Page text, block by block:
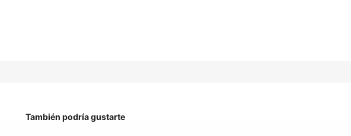
También podría gustarte